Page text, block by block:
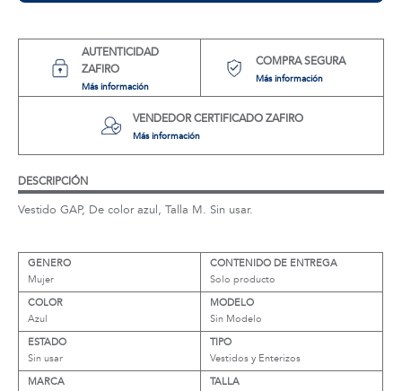
AUTENTICIDAD
ZAFIRO
Más información
COMPRA SEGURA
Más información
VENDEDOR CERTIFICADO ZAFIRO
Más información
DESCRIPCIÓN
Vestido GAP, De color azul, Talla M. Sin usar.
GENERO
Mujer
CONTENIDO DE ENTREGA
Solo producto
COLOR
Azul
MODELO
Sin Modelo
ESTADO
Sin usar
TIPO
Vestidos y Enterizos
MARCA
TALLA